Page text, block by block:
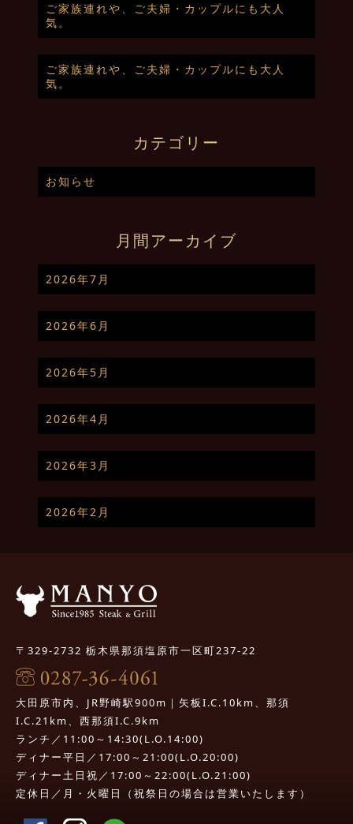
ご家族連れや、ご夫婦・カップルにも大人
気。
ご家族連れや、ご夫婦・カップルにも大人
気。
カテゴリー
お知らせ
月間アーカイブ
2026年7月
2026年6月
2026年5月
2026年4月
2026年3月
2026年2月
〒329-2732 栃木県那須塩原市一区町237-22
大田原市内、JR野崎駅900m｜矢板I.C.10km、那須
I.C.21km、西那須I.C.9km
ランチ／11:00～14:30(L.O.14:00)
ディナー平日／17:00～21:00(L.O.20:00)
ディナー土日祝／17:00～22:00(L.O.21:00)
定休日／月・火曜日（祝祭日の場合は営業いたします）